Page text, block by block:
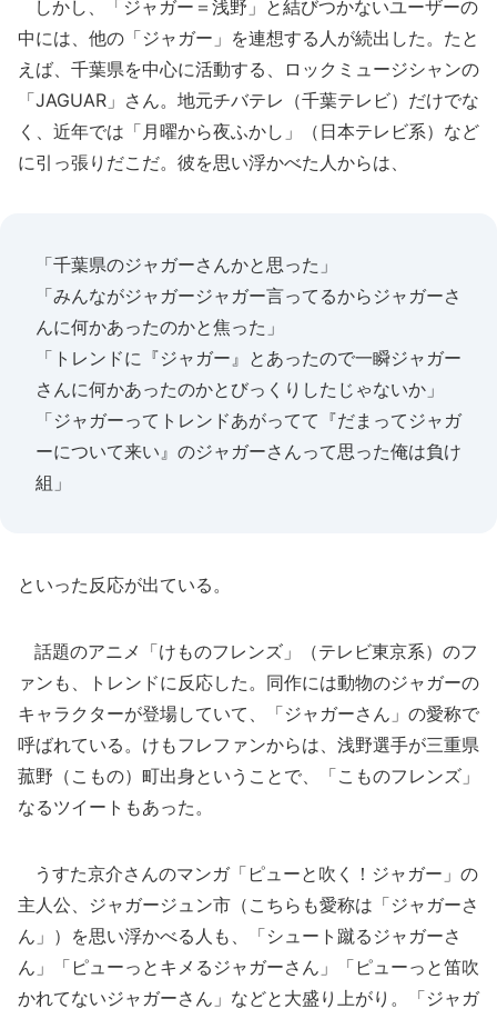
しかし、「ジャガー＝浅野」と結びつかないユーザーの
中には、他の「ジャガー」を連想する人が続出した。たと
えば、千葉県を中心に活動する、ロックミュージシャンの
「JAGUAR」さん。地元チバテレ（千葉テレビ）だけでな
く、近年では「月曜から夜ふかし」（日本テレビ系）など
に引っ張りだこだ。彼を思い浮かべた人からは、
「千葉県のジャガーさんかと思った」
「みんながジャガージャガー言ってるからジャガーさ
んに何かあったのかと焦った」
「トレンドに『ジャガー』とあったので一瞬ジャガー
さんに何かあったのかとびっくりしたじゃないか」
「ジャガーってトレンドあがってて『だまってジャガ
ーについて来い』のジャガーさんって思った俺は負け
組」
といった反応が出ている。
話題のアニメ「けものフレンズ」（テレビ東京系）のフ
ァンも、トレンドに反応した。同作には動物のジャガーの
キャラクターが登場していて、「ジャガーさん」の愛称で
呼ばれている。けもフレファンからは、浅野選手が三重県
菰野（こもの）町出身ということで、「こものフレンズ」
なるツイートもあった。
うすた京介さんのマンガ「ピューと吹く！ジャガー」の
主人公、ジャガージュン市（こちらも愛称は「ジャガーさ
ん」）を思い浮かべる人も、「シュート蹴るジャガーさ
ん」「ピューっとキメるジャガーさん」「ピューっと笛吹
かれてないジャガーさん」などと大盛り上がり。「ジャガ